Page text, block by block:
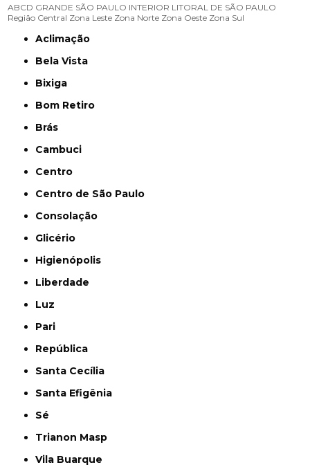
ABCD GRANDE SÃO PAULO INTERIOR LITORAL DE SÃO PAULO
Região Central Zona Leste Zona Norte Zona Oeste Zona Sul
Aclimação
Bela Vista
Bixiga
Bom Retiro
Brás
Cambuci
Centro
Centro de São Paulo
Consolação
Glicério
Higienópolis
Liberdade
Luz
Pari
República
Santa Cecília
Santa Efigênia
Sé
Trianon Masp
Vila Buarque